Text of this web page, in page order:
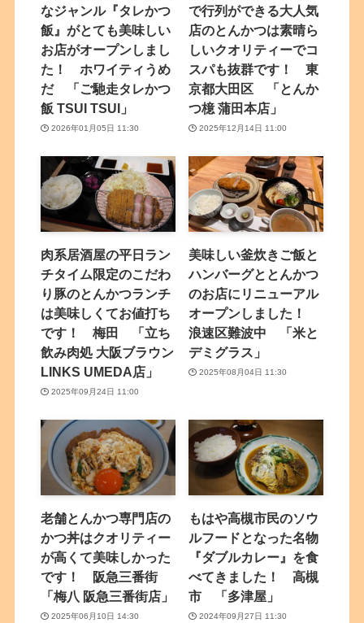
なジャンル『タレかつ
飯』がとても美味しい
お店がオープンしまし
た！ ホワイティうめ
だ 「ご馳走タレかつ
飯 TSUI TSUI」
2026年01月05日 11:30
で行列ができる大人気
店のとんかつは素晴ら
しいクオリティーでコ
スパも抜群です！ 東
京都大田区 「とんか
つ檍 蒲田本店」
2025年12月14日 11:00
肉系居酒屋の平日ラン
チタイム限定のこだわ
り豚のとんかつランチ
は美味しくてお値打ち
です！ 梅田 「立ち
飲み肉処 大阪ブラウン
LINKS UMEDA店」
2025年09月24日 11:00
美味しい釜炊きご飯と
ハンバーグととんかつ
のお店にリニューアル
オープンしました！
浪速区難波中 「米と
デミグラス」
2025年08月04日 11:30
老舗とんかつ専門店の
かつ丼はクオリティー
が高くて美味しかった
です！ 阪急三番街
「梅八 阪急三番街店」
2025年06月10日 14:30
もはや高槻市民のソウ
ルフードとなった名物
『ダブルカレー』を食
べてきました！ 高槻
市 「多津屋」
2024年09月27日 11:30